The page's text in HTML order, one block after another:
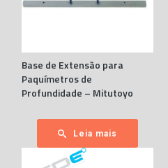
Base de Extensão para
Paquímetros de
Profundidade – Mitutoyo
Leia mais